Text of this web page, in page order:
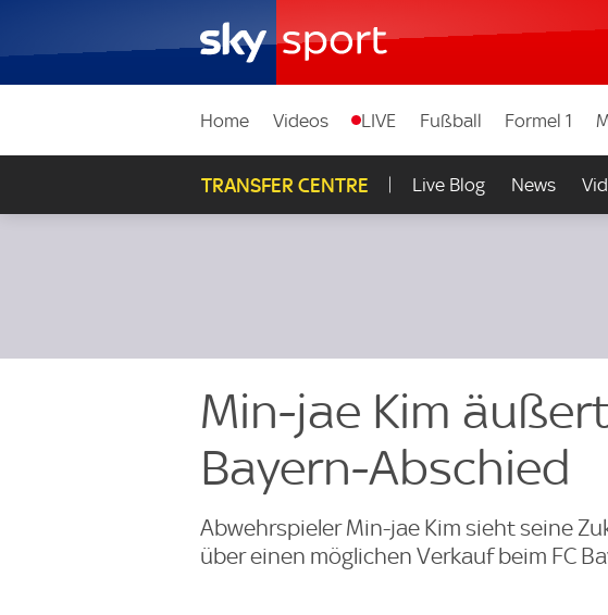
Home Videos LIVE Fußball Formel 1
TRANSFER CENTRE Live Blog News
Min-jae Kim
Bayern-Abschied
Abwehrspieler Min-jae Kim sieht seine
über einen möglichen Verkauf beim FC